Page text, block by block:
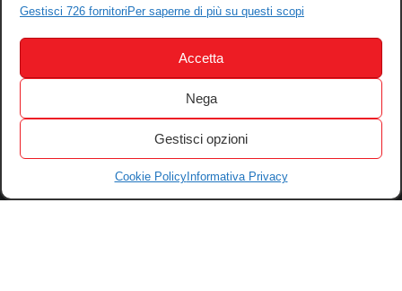
Gestisci 726 fornitori Per saperne di più su questi scopi
Accetta
Nega
Gestisci opzioni
Cookie PolicyInformativa Privacy
Games
Test
Audio
Festival & Concorsi
Iscriviti alla newsletter